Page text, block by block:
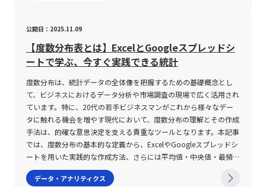
ツールやソフトウェアが用いられます。一方、インプライドボラテ
ィリティは、オプションの理論価格を算出する「ブラック‐ショー
ルズ・モデル」などの数学的モデルに依拠しており、投資家にとっ
ては高度な知識が要求される場面も存在します。こうした背景か
ら、ボラティリティの数値そのものが投資判断の全てを物語るわけ
ではなく、細部にわたる理解と他の分析手法とのバランスが重要視
されるのです。 なお、ボラティリティの数値を具体的に用いる場
合、たとえば当日のボラティリティは「トゥルー・レンジ(TR)」と
「ティピカル・プライス(TP)」を活用した計算式で示されることが
一般的です。その計算式は「当日のボラティリティ(%) ＝ 当日の
TR／当日のTP × 100」と表現され、TRとしては当日の高値と安値
ます。この計算方法により、一般的には5%以上のボラティリティ
わぬ損失が発生するリスクが高まる。 また、ボラティリティが高
い時はストップロス注文のスリッページ（損切り注文が予想より不
利な価格で成立すること）のリスクも存在するため、リスク管理の
徹底が不可欠である。 投資家は、自身の許容リスクの範囲内で取
引量を調整し、市場の急変動に備える必要がある。 さらに、テク
ニカル分析指標としては、ボリンジャーバンドやヒストリカル・ボ
ラティリティインジケーター、ADR（日中平均レンジ）などが活用
されるが、これらのツールの設定や使用方法を十分に理解していな
いと、誤った判断を導くリスクも内在している。 市場の時間帯に
よるボラティリティの変動、季節的な変動要因、さらには政治的・
経済的なイベントが影響を及ぼすため、常に最新の市場情報と分析
するチャンスと同時に、リスク対策としての戦略策定が求められる
テム」として提供される事例も少なくありません。これらの機能を
通じて、社員一人ひとりの情報がリアルタイムで更新され、経営層
に対しても迅速かつ正確な情報提供が可能となります。 人事シス
テムの注意点 人事システムを導入するにあたっては、その利便性
や効果の高さと同時に、いくつかの注意点が存在します。第一に、
導入目的と求める機能との整合性を十分に確認する必要がありま
す。各企業が抱える人事課題は多岐にわたりますが、例えば採用活
動のステータス管理が不十分な企業と、社員のキャリアデータの一
元管理が不備な企業とでは、必要とするシステム機能も大きく異な
ります。したがって、現状の業務プロセスを正確に把握し、システ
ムが課題解決に寄与できるかどうかを厳密に評価することが求めら
れます。 第二に、システムの提供形態――クラウド型、オンプレミス
型、またはパッケージ型などをはじめとする各種導入方式――が自社の
もともとは統計学やオペレーションズリサーチの分野で発展してき
たこの手法は、ビジネスプロセスマネジメントやプロジェクトマネ
ジメントにおいて、論理的整合性を担保しながら意思決定を行うた
めの有力なツールとして位置付けられています。デシジョンツリー
は、選択肢をツリー状に展開することで、結果の予測やリスク評価
を容易にし、複雑な問題を整理することに寄与します。 デシジョ
ンツリーの基本概念と活用意義 デシジョンツリーは、図形として
正方形、円、三角形などのシンプルな記号を用い、意思決定の各段
階を明確化する手法です。一般的には、ツリーの始点である意思決
定ノード（多くの場合、正方形）が配置され、その後に続く確率ノ
ードやイベントノード（円形）を経て、最後に結論や結果を示す終
点ノード（三角形）が設置されます。この構造を通じて、各分岐に
対する数値的な評価や発生確率の要素を具体的に計算することが可
公開日：2025.11.09
【度数分布表とは】ExcelとGoogleスプレッドシ
ートで学ぶ、今すぐ実践できる統計
度数分布は、統計データの全体像を把握するための基礎概念とし
て、ビジネスにおけるデータ分析や市場調査の現場で広く活用され
ています。特に、20代の若手ビジネスマンがこれから様々なデー
タに触れる機会を増やす現代において、度数分布の理解とその作成
手法は、的確な意思決定を支える貴重なツールとなります。本記事
では、度数分布の基本的な定義から、ExcelやGoogleスプレッドシ
ートを用いた実践的な作成方法、さらには平均値・中央値・最頻値
といった代表的な統計値の求め方に至るまで、具体例を交えて詳細
に解説します。 度数分布とは 度数分布とは、膨大なデータ群を特
データ・アナリティクス